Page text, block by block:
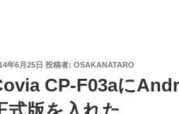
年6月25日 投稿者: OSAKANATARO
CP-F03aに